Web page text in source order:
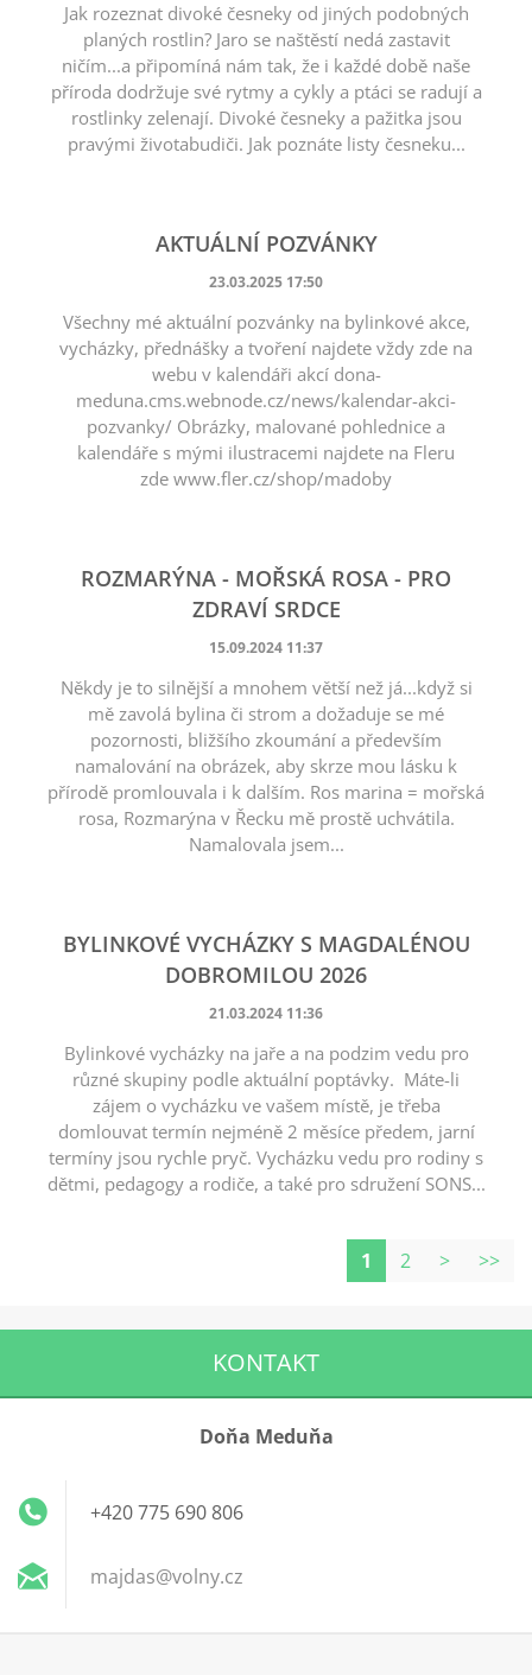
Jak rozeznat divoké česneky od jiných podobných
planých rostlin? Jaro se naštěstí nedá zastavit
ničím...a připomíná nám tak, že i každé době naše
příroda dodržuje své rytmy a cykly a ptáci se radují a
rostlinky zelenají. Divoké česneky a pažitka jsou
pravými životabudiči. Jak poznáte listy česneku...
AKTUÁLNÍ POZVÁNKY
23.03.2025 17:50
Všechny mé aktuální pozvánky na bylinkové akce,
vycházky, přednášky a tvoření najdete vždy zde na
webu v kalendáři akcí dona-
meduna.cms.webnode.cz/news/kalendar-akci-
pozvanky/ Obrázky, malované pohlednice a
kalendáře s mými ilustracemi najdete na Fleru
zde www.fler.cz/shop/madoby
ROZMARÝNA - MOŘSKÁ ROSA - PRO
ZDRAVÍ SRDCE
15.09.2024 11:37
Někdy je to silnější a mnohem větší než já...když si
mě zavolá bylina či strom a dožaduje se mé
pozornosti, bližšího zkoumání a především
namalování na obrázek, aby skrze mou lásku k
přírodě promlouvala i k dalším. Ros marina = mořská
rosa, Rozmarýna v Řecku mě prostě uchvátila.
Namalovala jsem...
BYLINKOVÉ VYCHÁZKY S MAGDALÉNOU
DOBROMILOU 2026
21.03.2024 11:36
Bylinkové vycházky na jaře a na podzim vedu pro
různé skupiny podle aktuální poptávky. Máte-li
zájem o vycházku ve vašem místě, je třeba
domlouvat termín nejméně 2 měsíce předem, jarní
termíny jsou rychle pryč. Vycházku vedu pro rodiny s
dětmi, pedagogy a rodiče, a také pro sdružení SONS...
1 2 > >>
KONTAKT
Doňa Meduňa
+420 775 690 806
majdas@volny.cz